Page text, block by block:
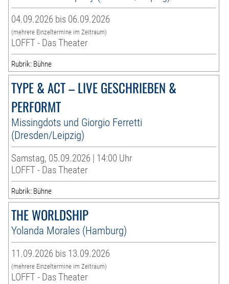
04.09.2026 bis 06.09.2026
(mehrere Einzeltermine im Zeitraum)
LOFFT - Das Theater
Rubrik: Bühne
TYPE & ACT – LIVE GESCHRIEBEN &
PERFORMT
Missingdots und Giorgio Ferretti
(Dresden/Leipzig)
Samstag, 05.09.2026 | 14:00 Uhr
LOFFT - Das Theater
Rubrik: Bühne
THE WORLDSHIP
Yolanda Morales (Hamburg)
11.09.2026 bis 13.09.2026
(mehrere Einzeltermine im Zeitraum)
LOFFT - Das Theater